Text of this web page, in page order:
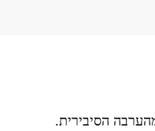
הסיבירית.